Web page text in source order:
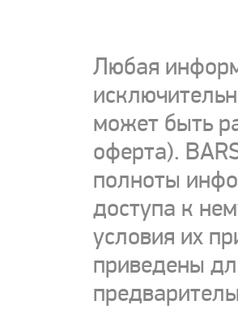
Любая
может быть
оферта).
полноты
доступа к
условия их
приведены